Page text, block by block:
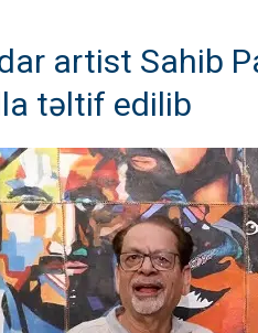
artist Sahib
təltif edilib